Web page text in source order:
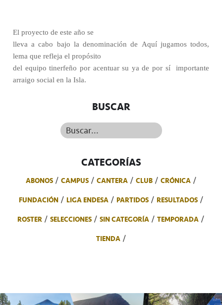
El proyecto de este año se
lleva a cabo bajo la denominación de Aquí jugamos todos,
lema que refleja el propósito
del equipo tinerfeño por acentuar su ya de por sí
importante
arraigo social en la Isla.
BUSCAR
Buscar...
CATEGORÍAS
ABONOS CAMPUS CANTERA CLUB
CRÓNICA
FUNDACIÓN
LIGA ENDESA PARTIDOS
RESULTADOS
ROSTER
SELECCIONES SIN CATEGORÍA
TEMPORADA
TIENDA